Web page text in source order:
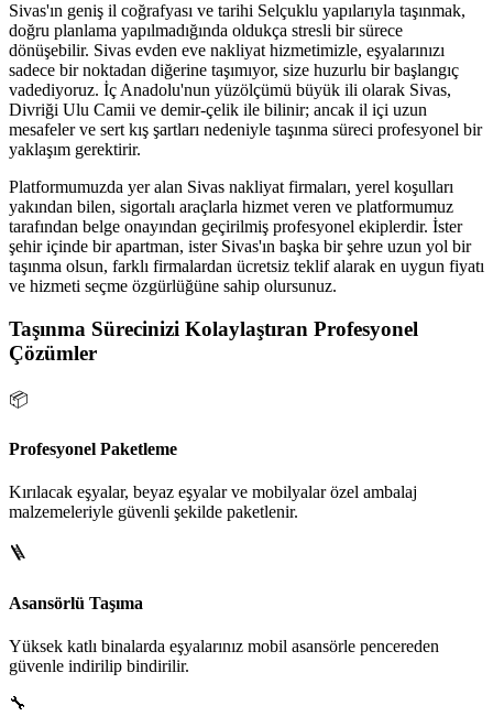
Sivas'ın geniş il coğrafyası ve tarihi Selçuklu yapılarıyla taşınmak,
doğru planlama yapılmadığında oldukça stresli bir sürece
dönüşebilir. Sivas evden eve nakliyat hizmetimizle, eşyalarınızı
sadece bir noktadan diğerine taşımıyor, size huzurlu bir başlangıç
vadediyoruz. İç Anadolu'nun yüzölçümü büyük ili olarak Sivas,
Divriği Ulu Camii ve demir-çelik ile bilinir; ancak il içi uzun
mesafeler ve sert kış şartları nedeniyle taşınma süreci profesyonel bir
yaklaşım gerektirir.
Platformumuzda yer alan Sivas nakliyat firmaları, yerel koşulları
yakından bilen, sigortalı araçlarla hizmet veren ve platformumuz
tarafından belge onayından geçirilmiş profesyonel ekiplerdir. İster
şehir içinde bir apartman, ister Sivas'ın başka bir şehre uzun yol bir
taşınma olsun, farklı firmalardan ücretsiz teklif alarak en uygun fiyatı
ve hizmeti seçme özgürlüğüne sahip olursunuz.
Taşınma Sürecinizi Kolaylaştıran Profesyonel
Çözümler
📦
Profesyonel Paketleme
Kırılacak eşyalar, beyaz eşyalar ve mobilyalar özel ambalaj
malzemeleriyle güvenli şekilde paketlenir.
🪜
Asansörlü Taşıma
Yüksek katlı binalarda eşyalarınız mobil asansörle pencereden
güvenle indirilip bindirilir.
🔧